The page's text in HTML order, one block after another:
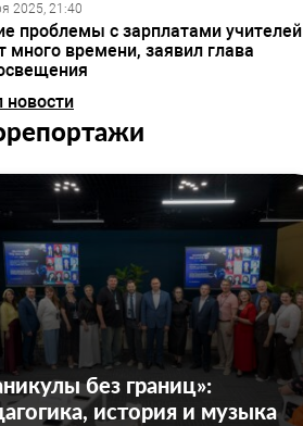
2025, 21:40
проблемы с зарплатами учителей
много времени, заявил глава
новости
без границ»:
история и музыка